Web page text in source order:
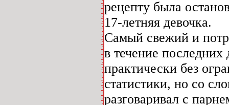
рецепту была
17-летняя девочка.
Самый свежий и
в течение
практически без
статистики, но со
разговаривал с